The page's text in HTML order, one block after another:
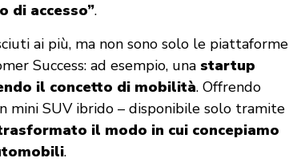
di accesso”.
ai più, ma non sono solo le piattaforme
Success: ad esempio, una startup
il concetto di mobilità. Offrendo
mini SUV ibrido – disponibile solo tramite
il modo in cui concepiamo
.